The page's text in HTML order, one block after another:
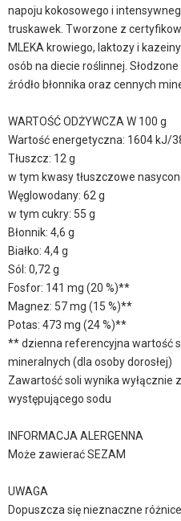
napoju kokosowego i
truskawek. Tworzone z
MLEKA krowiego, laktozy i
osób na diecie roślinnej.
źródło błonnika oraz cennych
WARTOŚĆ ODŻYWCZA W 100 g
Wartość energetyczna: 1604 kJ/
Tłuszcz: 12 g
w tym kwasy tłuszczowe
Węglowodany: 62 g
w tym cukry: 55 g
Błonnik: 4,6 g
Białko: 4,4 g
Sól: 0,72 g
Fosfor: 141 mg (20 %)**
Magnez: 57 mg (15 %)**
Potas: 473 mg (24 %)**
** dzienna referencyjna wartość
mineralnych (dla osoby dorosłej)
Zawartość soli wynika wyłącznie
występującego sodu
INFORMACJA ALERGENNA
Może zawierać SEZAM
UWAGA
Dopuszcza się nieznaczne